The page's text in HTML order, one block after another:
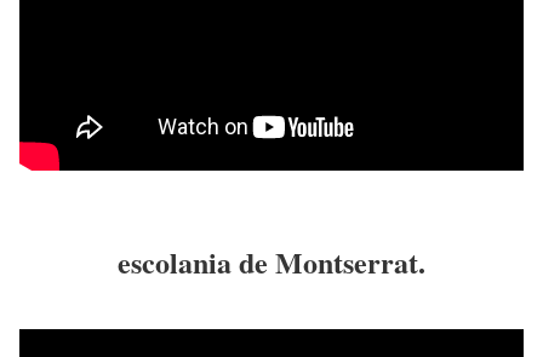
escolania de Montserrat.